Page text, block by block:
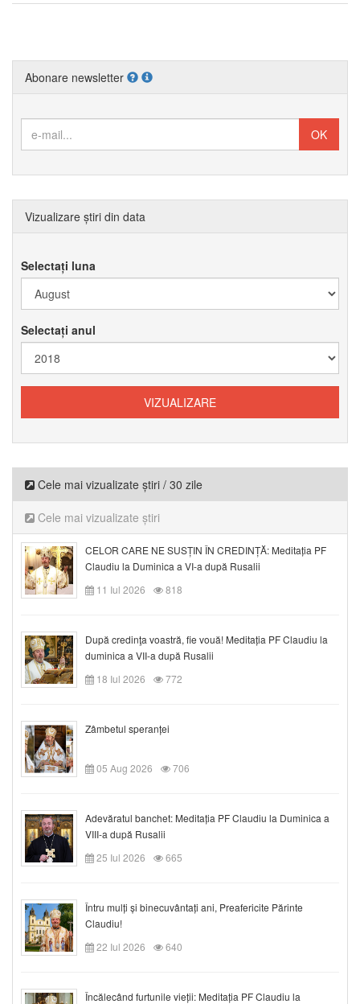
Abonare newsletter
Vizualizare știri din data
Selectați luna
Selectați anul
Cele mai vizualizate știri / 30 zile
Cele mai vizualizate știri
CELOR CARE NE SUSȚIN ÎN CREDINȚĂ: Meditația PF
Claudiu la Duminica a VI-a după Rusalii
11 Iul 2026
818
După credinţa voastră, fie vouă! Meditația PF Claudiu la
duminica a VII-a după Rusalii
18 Iul 2026
772
Zâmbetul speranței
05 Aug 2026 706
Adevăratul banchet: Meditația PF Claudiu la Duminica a
VIII-a după Rusalii
25 Iul 2026
665
Întru mulți și binecuvântați ani, Preafericite Părinte
Claudiu!
22 Iul 2026
640
Încălecând furtunile vieții: Meditația PF Claudiu la